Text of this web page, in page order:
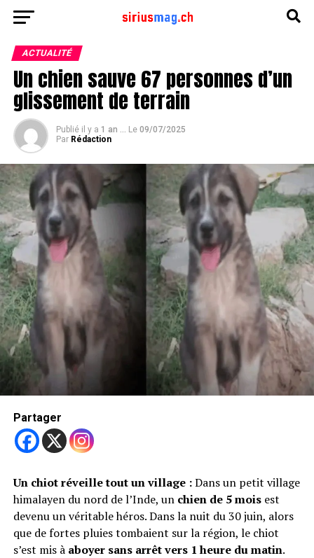
ACTUALITÉ
Un chien sauve 67 personnes d’un
glissement de terrain
Publié il y a 1 an ... Le 09/07/2025
Par Rédaction
Partager
Un chiot réveille tout un village :Dans un petit village
himalayen du nord de l’Inde, un chien de 5 moisest
devenu un véritable héros. Dans la nuit du 30 juin, alors
que de fortes pluies tombaient sur la région, le chiot
s’est mis à aboyer sans arrêt vers 1 heure du matin.